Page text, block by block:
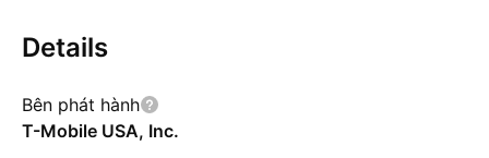
Details
Bên phát hành
T-Mobile USA, Inc.